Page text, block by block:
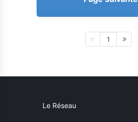
1
Le Réseau